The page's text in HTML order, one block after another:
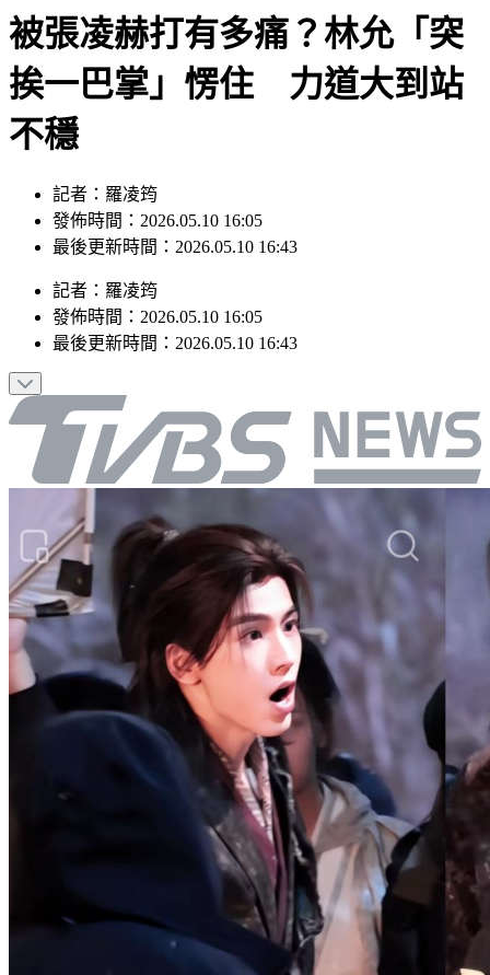
被張凌赫打有多痛？林允「突
挨一巴掌」愣住 力道大到站
不穩
記者：羅凌筠
發佈時間：2026.05.10 16:05
最後更新時間：2026.05.10 16:43
記者 ： 羅凌筠
發佈時間： 2026.05.10 16:05
最後更新時間： 2026.05.10 16:43